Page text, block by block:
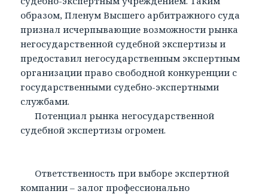
образом, Пленум Высшего арбитражного суда
признал исчерпывающие возможности рынка
негосударственной судебной экспертизы и
предоставил негосударственным экспертным
организации право свободной конкуренции с
государственными судебно-экспертными
службами.
Потенциал рынка негосударственной
судебной экспертизы огромен.
Ответственность при выборе экспертной
компании – залог профессионально